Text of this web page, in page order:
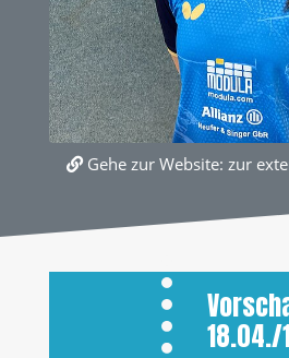
Gehe zur Website: zur